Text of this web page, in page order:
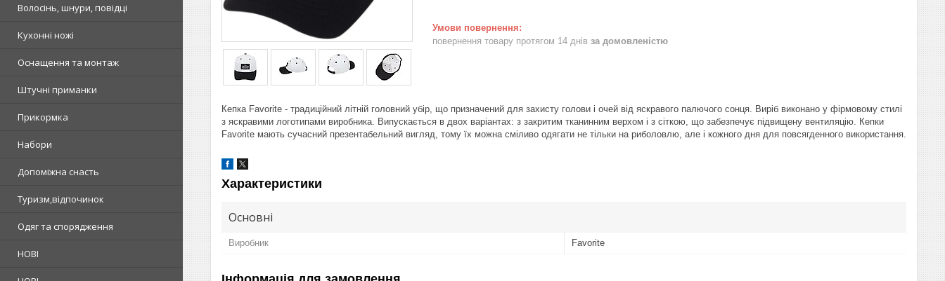
Волосінь, шнури, повідці
Кухонні ножі
Оснащення та монтаж
Штучні приманки
Прикормка
Набори
Допоміжна снасть
Туризм,відпочинок
Одяг та спорядження
НОВІ
повернення товару протягом 14 днів за домовленістю
Кепка Favorite - традиційний літній головний убір, що призначений для захисту голови і очей від яскравого палючого сонця. Виріб виконано у фірмовому стилі
з яскравими логотипами виробника. Випускається в двох варіантах: з закритим тканинним верхом і з сіткою, що забезпечує підвищену вентиляцію. Кепки
Favorite мають сучасний презентабельний вигляд, тому їх можна сміливо одягати не тільки на риболовлю, але і кожного дня для повсягденного використання.
Характеристики
Основні
Виробник Favorite